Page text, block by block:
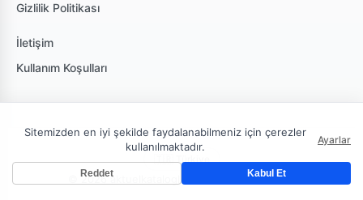
Gizlilik Politikası
İletişim
Kullanım Koşulları
© 2026 aktuelkataloglari. Tüm hakları saklıdır.
🇹🇷 Türkiye
Sitemizden en iyi şekilde faydalanabilmeniz için çerezler
kullanılmaktadır.
Ayarlar
Reddet Kabul Et